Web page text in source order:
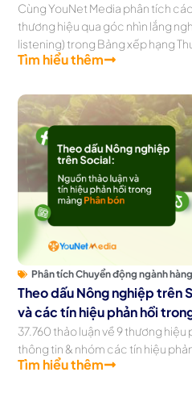
Cùng YouNet Media phân tích
thương hiệu qua góc nhìn lắng
listening) trong Bảng xếp hạng
Tìm hiểu thêm
Phân tích Chuyển động ngành hàng
Theo dấu Nông nghiệp trên
và các tín hiệu phản hồi
37.760 thảo luận về 9 thương hiệu
thông tin & nhóm các tín hiệu
Tìm hiểu thêm